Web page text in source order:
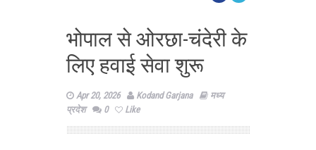
भोपाल से ओरछा-चंदेरी के
लिए हवाई सेवा शुरू
Apr 20, 2026 Kodand Garjana
मध्य
प्रदेश
0 Like